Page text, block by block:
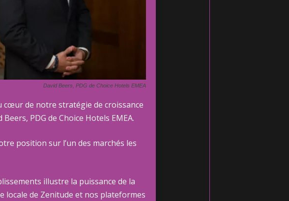
David Beers, PDG de Choice Hotels EMEA
cœur de notre stratégie de croissance
PDG de Choice Hotels EMEA.
position sur l’un des marchés les
illustre la puissance de la
locale de Zenitude et nos plateformes